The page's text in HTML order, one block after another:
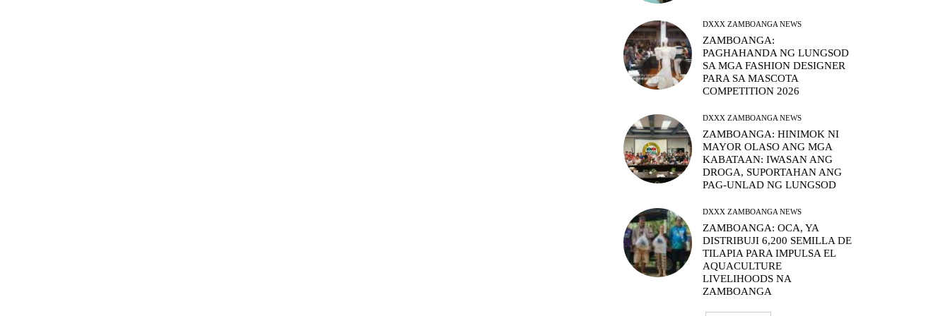
DXXX ZAMBOANGA NEWS
ZAMBOANGA:
PAGHAHANDA NG LUNGSOD
SA MGA FASHION DESIGNER
PARA SA MASCOTA
COMPETITION 2026
DXXX ZAMBOANGA NEWS
ZAMBOANGA: HINIMOK NI
MAYOR OLASO ANG MGA
KABATAAN: IWASAN ANG
DROGA, SUPORTAHAN ANG
PAG-UNLAD NG LUNGSOD
DXXX ZAMBOANGA NEWS
ZAMBOANGA: OCA, YA
DISTRIBUJI 6,200 SEMILLA DE
TILAPIA PARA IMPULSA EL
AQUACULTURE
LIVELIHOODS NA
ZAMBOANGA